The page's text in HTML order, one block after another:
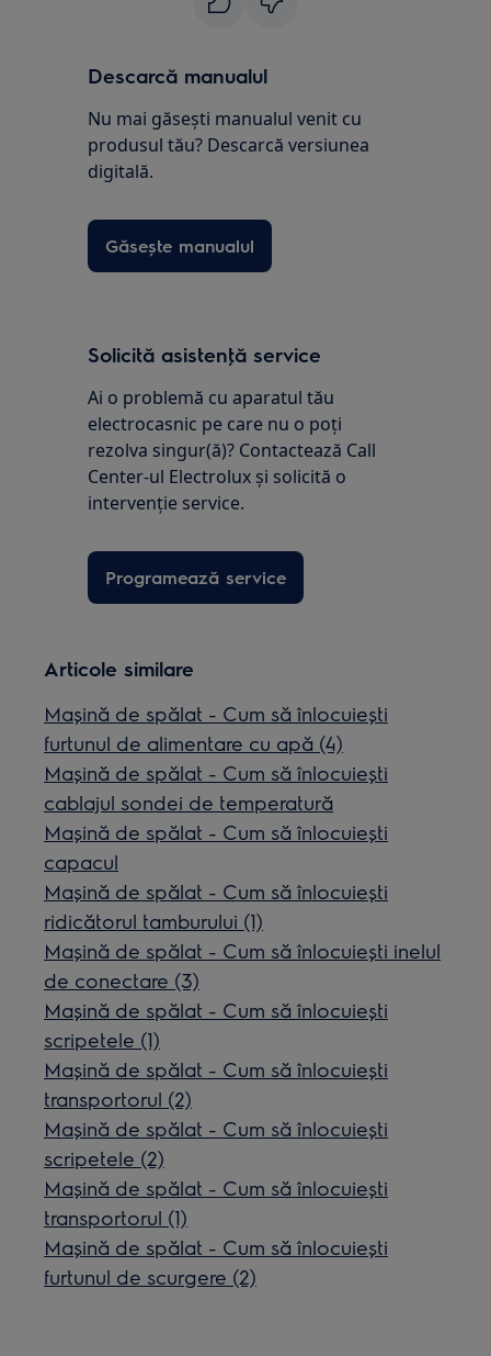
Descarcă manualul
Nu mai găsești manualul venit cu
produsul tău? Descarcă versiunea
digitală.
Găsește manualul
Solicită asistenţă service
Ai o problemă cu aparatul tău
electrocasnic pe care nu o poţi
rezolva singur(ă)? Contactează Call
Center-ul Electrolux și solicită o
intervenţie service.
Programează service
Articole similare
Mașină de spălat - Cum să înlocuiești
furtunul de alimentare cu apă (4)
Mașină de spălat - Cum să înlocuiești
cablajul sondei de temperatură
Mașină de spălat - Cum să înlocuiești
capacul
Mașină de spălat - Cum să înlocuiești
ridicătorul tamburului (1)
Mașină de spălat - Cum să înlocuiești inelul
de conectare (3)
Mașină de spălat - Cum să înlocuiești
scripetele (1)
Mașină de spălat - Cum să înlocuiești
transportorul (2)
Mașină de spălat - Cum să înlocuiești
scripetele (2)
Mașină de spălat - Cum să înlocuiești
transportorul (1)
Mașină de spălat - Cum să înlocuiești
furtunul de scurgere (2)